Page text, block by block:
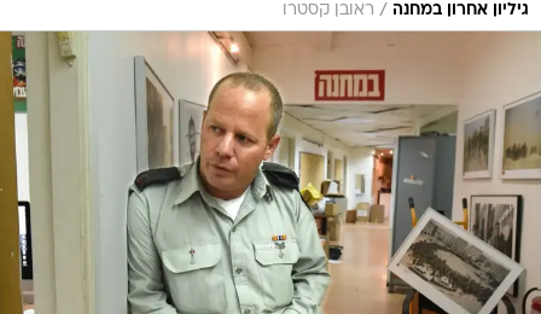
גיליון אחרון במחנה / ראובן קסטרו